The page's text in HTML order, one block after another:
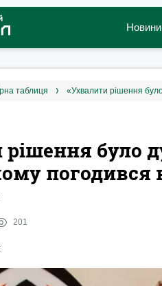
Новини
таблиця
рішення було
погодився
201